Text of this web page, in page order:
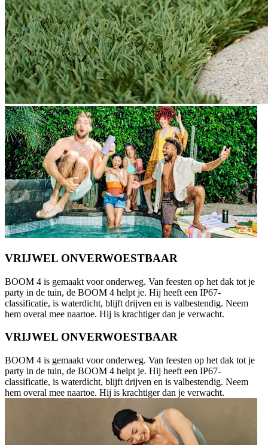
VRIJWEL ONVERWOESTBAAR
BOOM 4 is gemaakt voor onderweg. Van feesten op het dak tot je
party in de tuin, de BOOM 4 helpt je. Hij heeft een IP67-
classificatie, is waterdicht, blijft drijven en is valbestendig. Neem
hem overal mee naartoe. Hij is krachtiger dan je verwacht.
VRIJWEL ONVERWOESTBAAR
BOOM 4 is gemaakt voor onderweg. Van feesten op het dak tot je
party in de tuin, de BOOM 4 helpt je. Hij heeft een IP67-
classificatie, is waterdicht, blijft drijven en is valbestendig. Neem
hem overal mee naartoe. Hij is krachtiger dan je verwacht.